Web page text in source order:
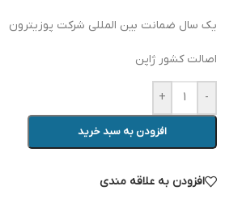
یک سال ضمانت بین المللی شرکت پوزیترون
اصالت کشور ژاپن
-
+
افزودن به سبد خرید
افزودن به علاقه مندی